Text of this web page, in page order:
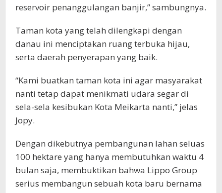
reservoir penanggulangan banjir,” sambungnya.
Taman kota yang telah dilengkapi dengan
danau ini menciptakan ruang terbuka hijau,
serta daerah penyerapan yang baik.
“Kami buatkan taman kota ini agar masyarakat
nanti tetap dapat menikmati udara segar di
sela-sela kesibukan Kota Meikarta nanti,” jelas
Jopy.
Dengan dikebutnya pembangunan lahan seluas
100 hektare yang hanya membutuhkan waktu 4
bulan saja, membuktikan bahwa Lippo Group
serius membangun sebuah kota baru bernama